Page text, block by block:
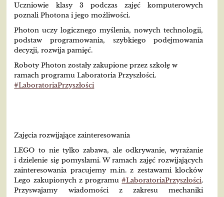
Uczniowie klasy 3 podczas zajęć komputerowych
poznali Photona i jego możliwości.
Photon uczy logicznego myślenia, nowych technologii,
podstaw programowania, szybkiego podejmowania
decyzji, rozwija pamięć.
Roboty Photon zostały zakupione przez szkołę w
ramach programu Laboratoria Przyszłości.
#LaboratoriaPrzyszłości
Zajęcia rozwijające zainteresowania
LEGO to nie tylko zabawa, ale odkrywanie, wyrażanie
i dzielenie się pomysłami. W ramach zajęć rozwijających
zainteresowania pracujemy m.in. z zestawami klocków
Lego zakupionych z programu#LaboratoriaPrzyszłości.
Przyswajamy wiadomości z zakresu mechaniki